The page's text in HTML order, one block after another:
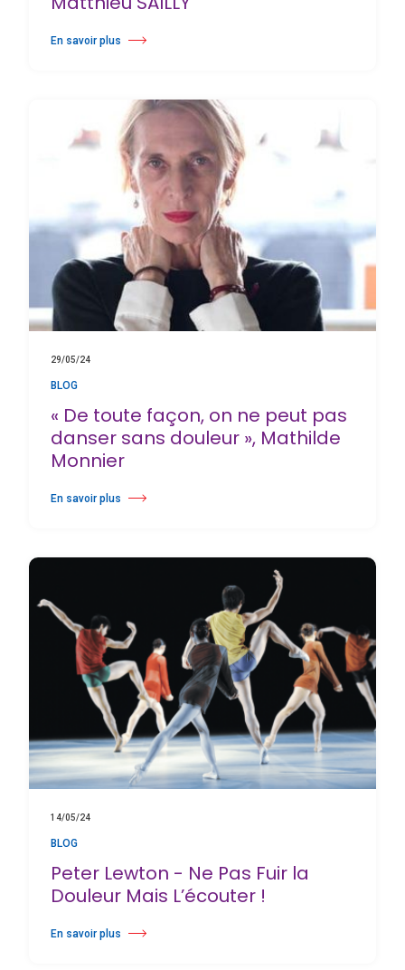
En savoir plus
à propos La prévention des lésions au Prix de Lausanne 2025 -
29/05/24
BLOG
« De toute façon, on ne peut pas
danser sans douleur », Mathilde
Monnier
En savoir plus
à propos « De toute façon, on ne peut pas danser sans douleur »,
14/05/24
BLOG
Peter Lewton - Ne Pas Fuir la
Douleur Mais L’écouter !
En savoir plus
à propos Peter Lewton - Ne Pas Fuir la Douleur Mais L’écouter !